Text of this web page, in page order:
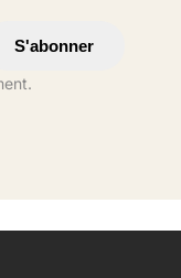
S'abonner